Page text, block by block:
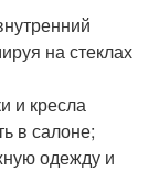
на стеклах
и кресла
в салоне;
одежду и